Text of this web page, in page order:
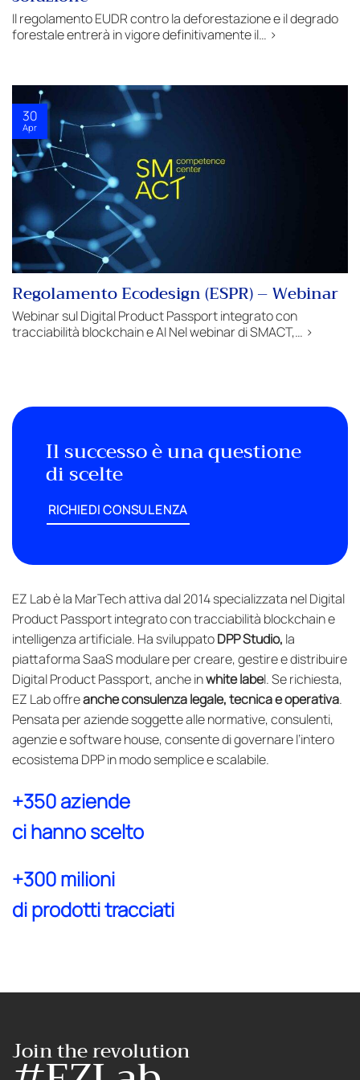
Il regolamento EUDR contro la deforestazione e il degrado
forestale entrerà in vigore definitivamente il… >
Regolamento Ecodesign (ESPR) – Webinar
Webinar sul Digital Product Passport integrato con
tracciabilità blockchain e AI Nel webinar di SMACT,… >
30
Apr
Il successo è una questione
di scelte
RICHIEDI CONSULENZA
EZ Lab è la MarTech attiva dal 2014 specializzata nel Digital
Product Passport integrato con tracciabilità blockchain e
intelligenza artificiale. Ha sviluppatoDPP Studio, la
piattaforma SaaS modulare per creare, gestire e distribuire
Digital Product Passport, anche inwhite label. Se richiesta,
EZ Lab offreanche consulenza legale, tecnica e operativa.
Pensata per aziende soggette alle normative, consulenti,
agenzie e software house, consente di governare l’intero
ecosistema DPP in modo semplice e scalabile.
+350 aziende
ci hanno scelto
+300 milioni
di prodotti tracciati
Join the revolution